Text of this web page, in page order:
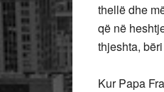
thellë dhe
që në
thjeshta,
Kur Papa